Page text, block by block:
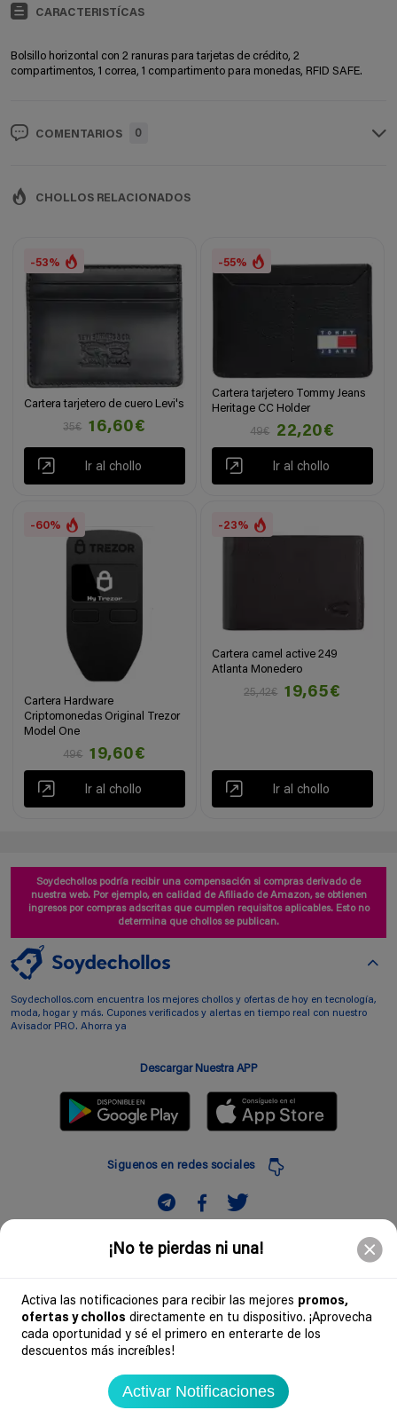
¡No te pierdas ni una!
Activa las notificaciones para recibir las mejores promos,
ofertas y chollos directamente en tu dispositivo. ¡Aprovecha
cada oportunidad y sé el primero en enterarte de los
descuentos más increíbles!
Activar Notificaciones
CARACTERISTÍCAS
Bolsillo horizontal con 2 ranuras para tarjetas de crédito, 2
compartimentos, 1 correa, 1 compartimento para monedas, RFID SAFE.
COMENTARIOS 0
CHOLLOS RELACIONADOS
-53%
Cartera tarjetero de cuero Levi's
35€
16,60€
Ir al chollo
-55%
Cartera tarjetero Tommy Jeans
Heritage CC Holder
49€
22,20€
Ir al chollo
-60%
Cartera Hardware
Criptomonedas Original Trezor
Model One
49€
19,60€
Ir al chollo
-23%
Cartera camel active 249
Atlanta Monedero
25,42€
19,65€
Ir al chollo
Soydechollos podría recibir una compensación si compras derivado de
nuestra web. Por ejemplo, en calidad de Afiliado de Amazon, se obtienen
ingresos por compras adscritas que cumplen requisitos aplicables. Esto no
determina que chollos se publican.
Soydechollos.com encuentra los mejores chollos y ofertas de hoy en tecnología,
moda, hogar y más. Cupones verificados y alertas en tiempo real con nuestro
Avisador PRO. Ahorra ya
Descargar Nuestra APP
Siguenos en redes sociales
Suscribir
Soydechollos 2026 - Todos los derechos reservados